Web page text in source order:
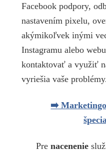
Facebook podpory,
nastavením pixelu,
akýmikoľvek inými
Instagramu alebo
kontaktovať a využiť
vyriešia vaše
➡️
Pre nacenenie